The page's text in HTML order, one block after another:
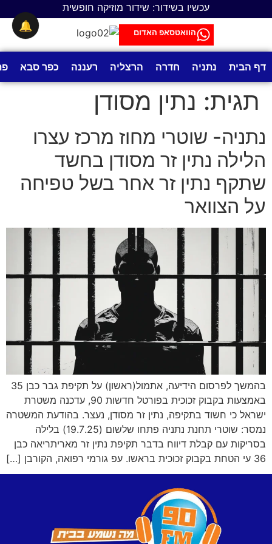
עכשיו בשידור: שידור מוזיקה חופשית
הוואטסאפ האדום
דף הבית נתניה חדרה הרצליה רעננה כפר סבא
תגית: נתין מסודן
נתניה- שוטרי מחוז מרכז עצרו
הלילה נתין זר מסודן בחשד
שתקף נתין זר אחר בשל טפיחה
על הצוואר
בהמשך לפרסום הידיעה, אתמול(ראשון) על תקיפת גבר כבן 35
באמצעות בקבוק זכוכית בפורטל חדשות 90, עדכנה משטרת
ישראל כי חשוד בתקיפה, נתין זר מסודן, נעצר. בהודעת המשטרה
נמסר: שוטרי תחנת נתניה פתחו שלשום (19.7.25) בלילה
בסריקות עם קבלת דיווח בדבר תקיפת נתין זר מאריתריאה כבן
36 עי הטחת בקבוק זכוכית בראשו. עפ גורמי רפואה, הקורבן […]
🔔